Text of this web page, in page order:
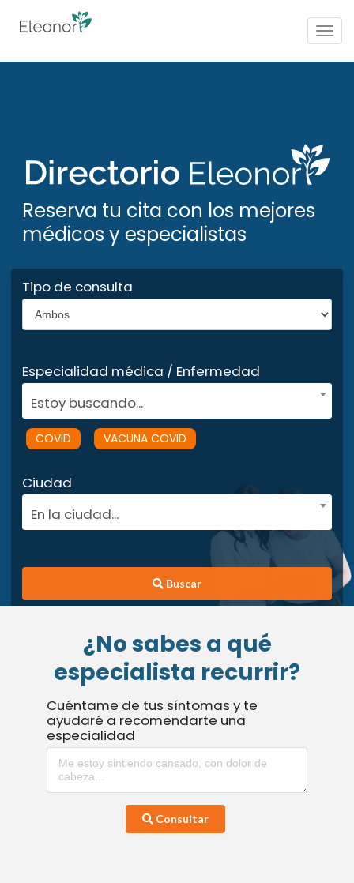
Reserva tu cita con los mejores
médicos y especialistas
Tipo de consulta
Especialidad médica / Enfermedad
Estoy buscando...
COVID VACUNA COVID
Ciudad
En la ciudad...
Buscar
¿No sabes a qué
especialista recurrir?
Cuéntame de tus síntomas y te
ayudaré a recomendarte una
especialidad
Consultar